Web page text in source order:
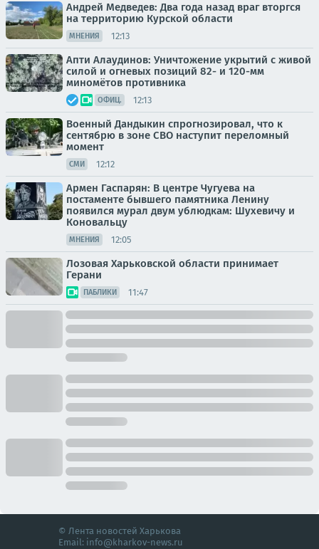
Андрей Медведев: Два года назад враг вторгся
на территорию Курской области
МНЕНИЯ 12:13
Апти Алаудинов: Уничтожение укрытий с живой
силой и огневых позиций 82- и 120-мм
миномётов противника
ОФИЦ. 12:13
Военный Дандыкин спрогнозировал, что к
сентябрю в зоне СВО наступит переломный
момент
СМИ 12:12
Армен Гаспарян: В центре Чугуева на
постаменте бывшего памятника Ленину
появился мурал двум ублюдкам: Шухевичу и
Коновальцу
МНЕНИЯ 12:05
Лозовая Харьковской области принимает
Герани
ПАБЛИКИ 11:47
© Лента новостей Харькова
Email: info@kharkov-news.ru